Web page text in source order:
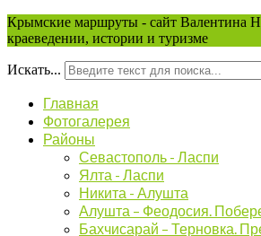
Крымские маршруты - сайт Валентина
краеведении, истории и туризме
Искать...
Главная
Фотогалерея
Районы
Севастополь - Ласпи
Ялта - Ласпи
Никита - Алушта
Алушта – Феодосия.
Бахчисарай – Терновка.